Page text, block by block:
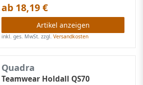
ab 18,19 €
Artikel anzeigen
inkl. ges. MwSt. zzgl.Versandkosten
Quadra
Teamwear Holdall QS70